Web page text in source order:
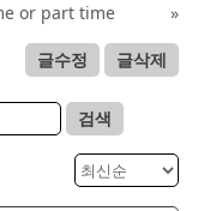
or part time
»
글수정 글삭제
검색